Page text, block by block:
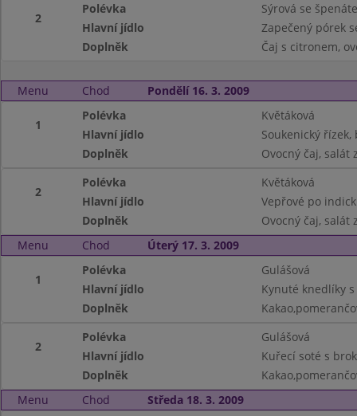
2
Polévka
Sýrová se
Hlavní jídlo
Zapečený pórek
Doplněk
Čaj s citronem,
Menu Chod Pondělí 16. 3. 2009
1
Polévka
Květáková
Hlavní jídlo
Soukenický
Doplněk
Ovocný čaj, salát
2
Polévka
Květáková
Hlavní jídlo
Vepřové po
Doplněk
Ovocný čaj, salát
Menu
Chod Úterý 17. 3. 2009
1
Polévka
Gulášová
Hlavní jídlo
Kynuté knedlíky
Doplněk
2
Polévka
Gulášová
Hlavní jídlo
Kuřecí soté s
Doplněk
Menu
Chod Středa 18. 3. 2009